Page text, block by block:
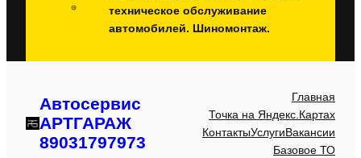
техническое обслуживание
автомобилей. Шиномонтаж.
Автосервис
АРТГАРАЖ
89031797973
Главная
Точка на Яндекс.Картах
КонтактыУслугиВакансии
Базовое ТО